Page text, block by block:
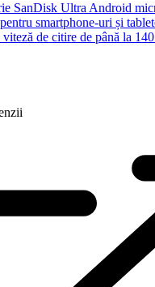
SanDisk Ultra Android
smartphone-uri și
de citire de până la